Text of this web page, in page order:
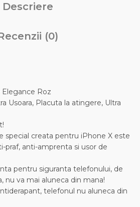
Descriere
(0)
Elegance Roz
Usoara, Placuta la atingere, Ultra
special creata pentru iPhone X este
praf, anti-amprenta si usor de
pentru siguranta telefonului, de
nu va mai aluneca din mana!
telefonul nu aluneca din